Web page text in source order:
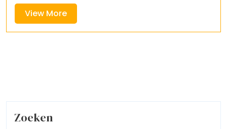
View MoreView
More
Zoeken